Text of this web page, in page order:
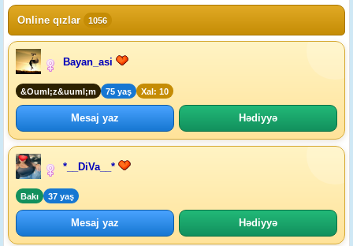
Online qızlar 1056
Bayan_asi
&Ouml;z&uuml;m 75 yaş Xal: 10
Mesaj yaz Hədiyyə
*__DiVa__*
Bakı 37 yaş
Mesaj yaz Hədiyyə